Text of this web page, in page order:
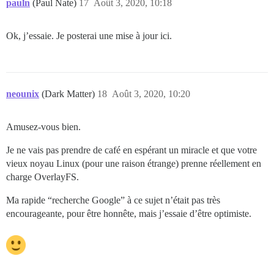
pauln (Paul Nate) Août 3, 2020, 10:18
17
Ok, j’essaie. Je posterai une mise à jour ici.
neounix (Dark Matter) Août 3, 2020, 10:20
18
Amusez-vous bien.
Je ne vais pas prendre de café en espérant un miracle et que votre
vieux noyau Linux (pour une raison étrange) prenne réellement en
charge OverlayFS.
Ma rapide “recherche Google” à ce sujet n’était pas très
encourageante, pour être honnête, mais j’essaie d’être optimiste.